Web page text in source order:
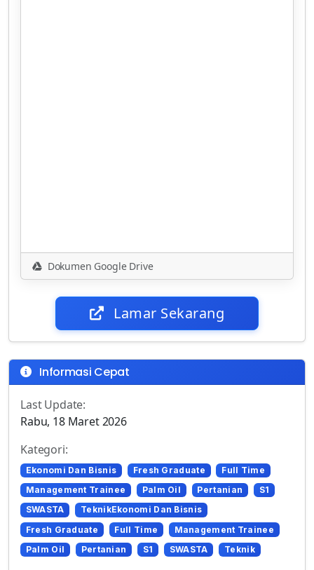
Dokumen Google Drive
Lamar Sekarang
Informasi Cepat
Last Update:
Rabu, 18 Maret 2026
Kategori:
Ekonomi Dan Bisnis Fresh Graduate
Full Time
Management Trainee
Palm Oil Pertanian
S1
SWASTA
TeknikEkonomi Dan Bisnis
Fresh Graduate
Full Time
Management Trainee
Palm Oil
Pertanian S1 SWASTA Teknik